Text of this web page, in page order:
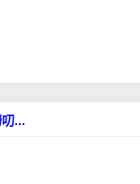
...